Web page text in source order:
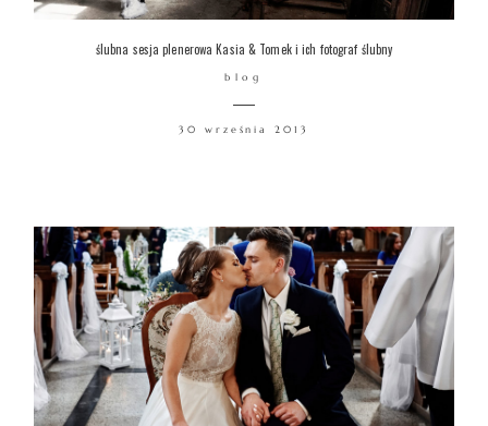
ślubna sesja plenerowa Kasia & Tomek i ich fotograf ślubny
blog
30 września 2013